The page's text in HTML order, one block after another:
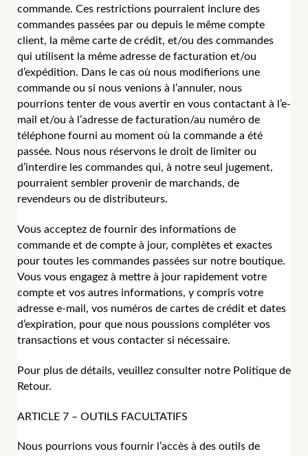
commande. Ces restrictions pourraient inclure des
commandes passées par ou depuis le même compte
client, la même carte de crédit, et/ou des commandes
qui utilisent la même adresse de facturation et/ou
d’expédition. Dans le cas où nous modifierions une
commande ou si nous venions à l’annuler, nous
pourrions tenter de vous avertir en vous contactant à l’e-
mail et/ou à l’adresse de facturation/au numéro de
téléphone fourni au moment où la commande a été
passée. Nous nous réservons le droit de limiter ou
d’interdire les commandes qui, à notre seul jugement,
pourraient sembler provenir de marchands, de
revendeurs ou de distributeurs.
Vous acceptez de fournir des informations de
commande et de compte à jour, complètes et exactes
pour toutes les commandes passées sur notre boutique.
Vous vous engagez à mettre à jour rapidement votre
compte et vos autres informations, y compris votre
adresse e-mail, vos numéros de cartes de crédit et dates
d’expiration, pour que nous poussions compléter vos
transactions et vous contacter si nécessaire.
Pour plus de détails, veuillez consulter notre Politique de
Retour.
ARTICLE 7 – OUTILS FACULTATIFS
Nous pourrions vous fournir l’accès à des outils de